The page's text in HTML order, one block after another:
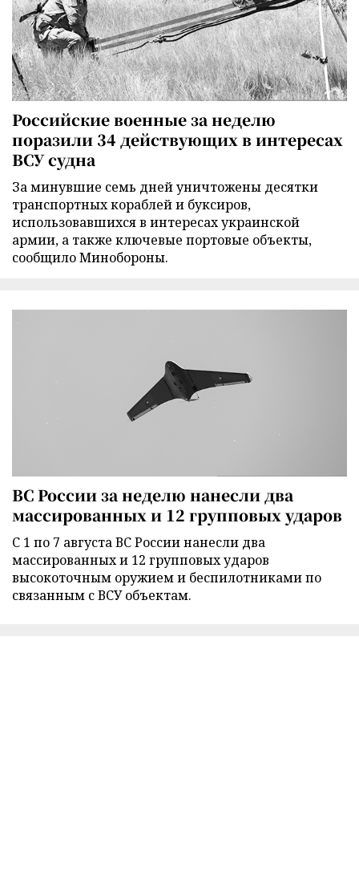
Российские военные за неделю
поразили 34 действующих в интересах
ВСУ судна
За минувшие семь дней уничтожены десятки
транспортных кораблей и буксиров,
использовавшихся в интересах украинской
армии, а также ключевые портовые объекты,
сообщило Минобороны.
ВС России за неделю нанесли два
массированных и 12 групповых ударов
С 1 по 7 августа ВС России нанесли два
массированных и 12 групповых ударов
высокоточным оружием и беспилотниками по
связанным с ВСУ объектам.